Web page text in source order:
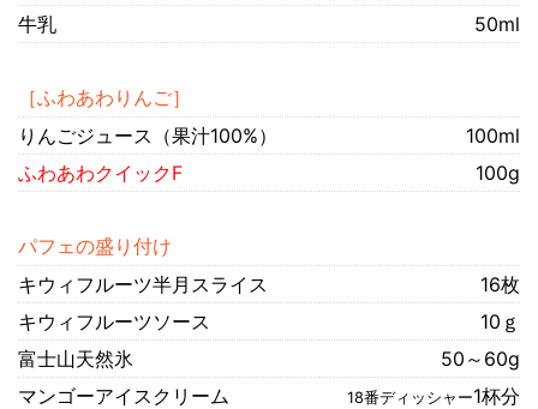
牛乳
50ml
［ふわあわりんご］
りんごジュース（果汁100%）
100ml
ふわあわクイックF
100g
パフェの盛り付け
キウィフルーツ半月スライス
16枚
キウィフルーツソース
10ｇ
富士山天然氷
50～60g
マンゴーアイスクリーム
18番ディッシャー1杯分